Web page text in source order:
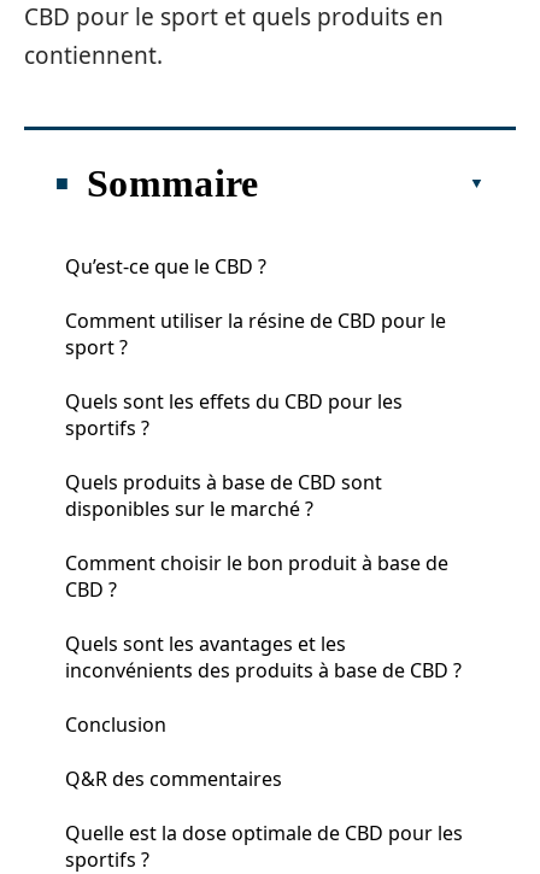
CBD pour le sport et quels produits en
contiennent.
Sommaire
Qu’est-ce que le CBD ?
Comment utiliser la résine de CBD pour le
sport ?
Quels sont les effets du CBD pour les
sportifs ?
Quels produits à base de CBD sont
disponibles sur le marché ?
Comment choisir le bon produit à base de
CBD ?
Quels sont les avantages et les
inconvénients des produits à base de CBD ?
Conclusion
Q&R des commentaires
Quelle est la dose optimale de CBD pour les
sportifs ?